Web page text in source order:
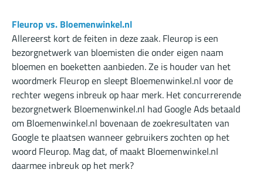
Fleurop vs. Bloemenwinkel.nl
Allereerst kort de feiten in deze zaak. Fleurop is een
bezorgnetwerk van bloemisten die onder eigen naam
bloemen en boeketten aanbieden. Ze is houder van het
woordmerk Fleurop en sleept Bloemenwinkel.nl voor de
rechter wegens inbreuk op haar merk. Het concurrerende
bezorgnetwerk Bloemenwinkel.nl had Google Ads betaald
om Bloemenwinkel.nl bovenaan de zoekresultaten van
Google te plaatsen wanneer gebruikers zochten op het
woord Fleurop. Mag dat, of maakt Bloemenwinkel.nl
daarmee inbreuk op het merk?